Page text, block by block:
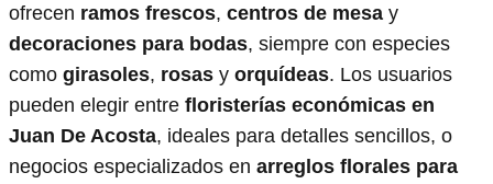
ofrecen ramos frescos, centros de mesa y
decoraciones para bodas, siempre con especies
como girasoles, rosas y orquídeas. Los usuarios
pueden elegir entre floristerías económicas en
Juan De Acosta, ideales para detalles sencillos, o
negocios especializados en arreglos florales para